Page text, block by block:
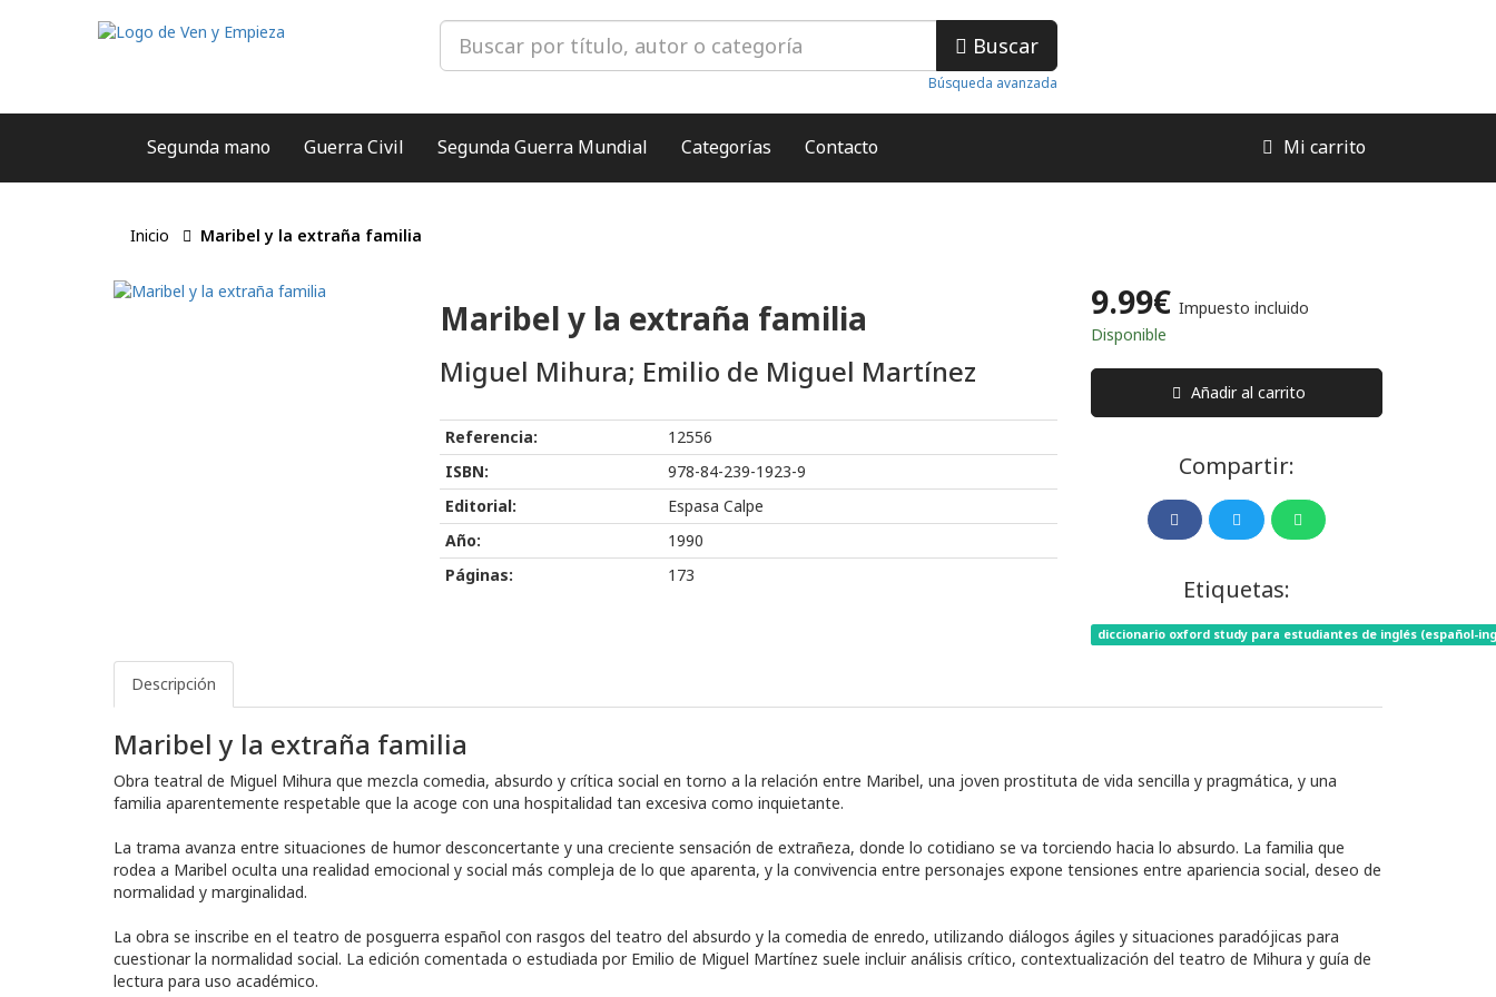
Buscar
Búsqueda avanzada
Segunda mano Guerra Civil Segunda Guerra Mundial Categorías Contacto Mi carrito
Inicio Maribel y la extraña familia
Maribel y la extraña familia
Miguel Mihura; Emilio de Miguel Martínez
Referencia:
12556
ISBN:
978-84-239-1923-9
Editorial:
Espasa Calpe
Año:
1990
Páginas:
173
9.99€ Impuesto incluido
Disponible
Añadir al carrito
Compartir:
Etiquetas:
diccionario oxford study para estudiantes de inglés (español-
Descripción
Maribel y la extraña familia
Obra teatral de Miguel Mihura que mezcla comedia, absurdo y crítica social en torno a la relación entre Maribel, una joven prostituta de vida sencilla y pragmática, y una
familia aparentemente respetable que la acoge con una hospitalidad tan excesiva como inquietante.
La trama avanza entre situaciones de humor desconcertante y una creciente sensación de extrañeza, donde lo cotidiano se va torciendo hacia lo absurdo. La familia que
rodea a Maribel oculta una realidad emocional y social más compleja de lo que aparenta, y la convivencia entre personajes expone tensiones entre apariencia social, deseo de
normalidad y marginalidad.
La obra se inscribe en el teatro de posguerra español con rasgos del teatro del absurdo y la comedia de enredo, utilizando diálogos ágiles y situaciones paradójicas para
cuestionar la normalidad social. La edición comentada o estudiada por Emilio de Miguel Martínez suele incluir análisis crítico, contextualización del teatro de Mihura y guía de
lectura para uso académico.